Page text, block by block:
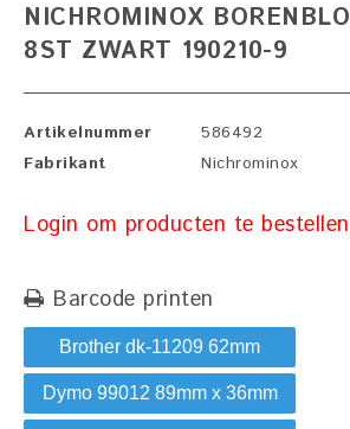
NICHROMINOX
8ST ZWART 190210-9
Artikelnummer
586492
Fabrikant
Nichrominox
Login om producten te bestellen
Barcode printen
Brother dk-11209 62mm
Dymo 99012 89mm x 36mm